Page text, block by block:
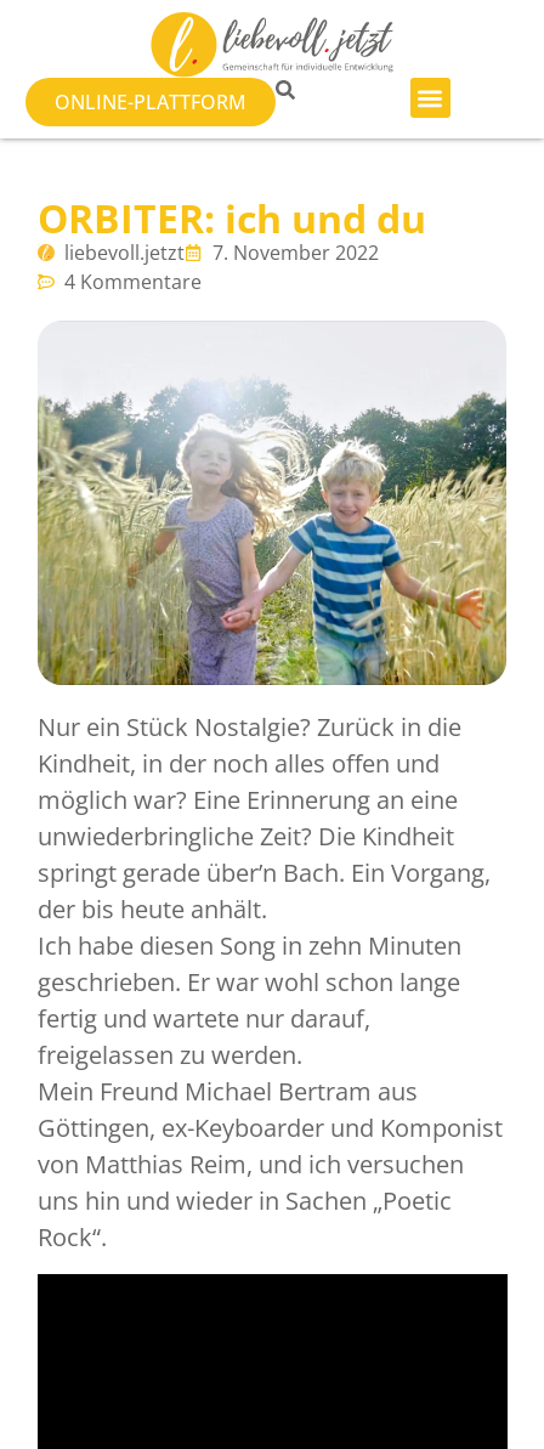
ONLINE-PLATTFORM
ORBITER: ich und du
liebevoll.jetzt
7. November 2022
4 Kommentare
Nur ein Stück Nostalgie? Zurück in die
Kindheit, in der noch alles offen und
möglich war? Eine Erinnerung an eine
unwiederbringliche Zeit? Die Kindheit
springt gerade über’n Bach. Ein Vorgang,
der bis heute anhält.
Ich habe diesen Song in zehn Minuten
geschrieben. Er war wohl schon lange
fertig und wartete nur darauf,
freigelassen zu werden.
Mein Freund Michael Bertram aus
Göttingen, ex-Keyboarder und Komponist
von Matthias Reim, und ich versuchen
uns hin und wieder in Sachen „Poetic
Rock“.